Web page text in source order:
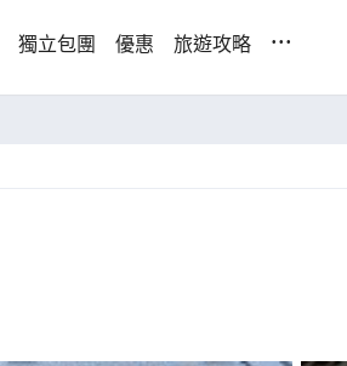
獨立包團 優惠 旅遊攻略 ...